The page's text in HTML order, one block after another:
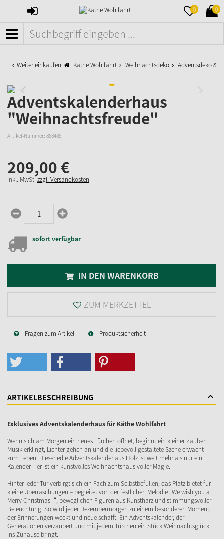
ANMELDEN 0 0
MENÜ
Weiter einkaufen Käthe Wohlfahrt Weihnachtsdeko Adventsdeko &
Adventskalenderhaus
"Weihnachtsfreude"
Artikel-Nummer: 888488
209,00€
inkl. MwSt.zzgl. Versandkosten
sofort verfügbar
IN DEN WARENKORB
ZUM MERKZETTEL
Fragen zum Artikel Produktsicherheit
ARTIKELBESCHREIBUNG
Exklusives Adventskalenderhaus für Käthe Wohlfahrt
Wenn sich am Morgen ein neues Türchen öffnet, beginnt ein kleiner Zauber:
Musik erklingt, Lichter gehen an und die liebevoll gestaltete Szene erwacht
zum Leben. Dieser edle Adventskalender aus Holz ist weit mehr als nur ein
Kalender – er ist ein kunstvolles Weihnachtshaus voller Magie.
Hinter jeder Tür verbirgt sich ein Fach zum Selbstbefüllen, das Platz bietet für
kleine Überraschungen – begleitet von der festlichen Melodie „We wish you a
Merry Christmas“, beweglichen Figuren aus Kunstharz und stimmungsvoller
Beleuchtung. So wird jeder Dezembermorgen zu einem besonderen Moment,
der Erinnerungen weckt und neue schafft. Ein Adventskalender, der
Generationen verzaubert und mit jedem Türchen ein Stück Weihnachtsglück
ins Zuhause bringt.